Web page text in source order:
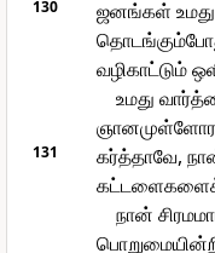
130
ஜனங்கள்
வழிகாட்டும்
உமது
131
கர்த்தாவே,
கட்டளைகளைக்
நான்